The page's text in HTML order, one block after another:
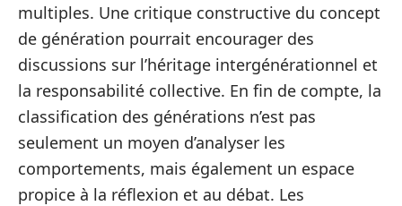
multiples. Une critique constructive du concept
de génération pourrait encourager des
discussions sur l’héritage intergénérationnel et
la responsabilité collective. En fin de compte, la
classification des générations n’est pas
seulement un moyen d’analyser les
comportements, mais également un espace
propice à la réflexion et au débat. Les